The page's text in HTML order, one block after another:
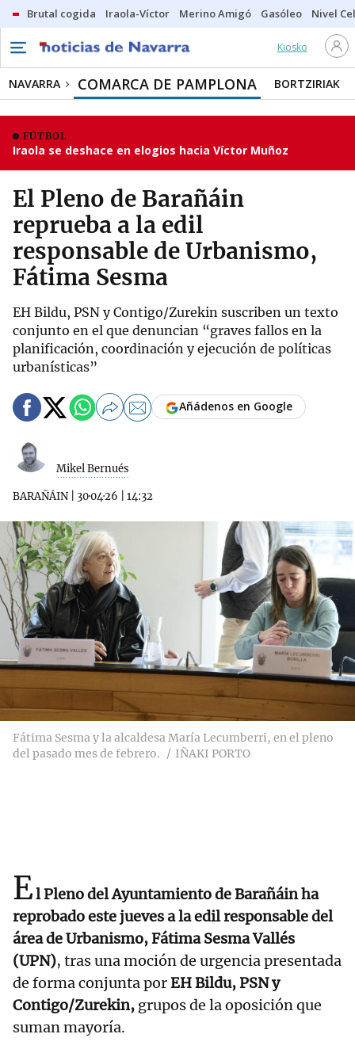
Brutal cogida Iraola-Víctor Merino Amigó Gasóleo Nivel
Kiosko
NAVARRA COMARCA DE PAMPLONA BORTZIRIAK
FÚTBOL
Iraola se deshace en elogios hacia Víctor Muñoz
El Pleno de Barañáin
reprueba a la edil
responsable de Urbanismo,
Fátima Sesma
EH Bildu, PSN y Contigo/Zurekin suscriben un texto
conjunto en el que denuncian “graves fallos en la
planificación, coordinación y ejecución de políticas
urbanísticas”
Mikel Bernués
BARAÑÁIN 30·04·26 14:32
Añádenos en Google
Fátima Sesma y la alcaldesa María Lecumberri, en el pleno
del pasado mes de febrero.
IÑAKI PORTO
El Pleno del Ayuntamiento de Barañáin ha
reprobado este jueves a la edil responsable del
área de Urbanismo, Fátima Sesma Vallés
(UPN), tras una moción de urgencia presentada
de forma conjunta porEH Bildu, PSN y
Contigo/Zurekin, grupos de la oposición que
suman mayoría.